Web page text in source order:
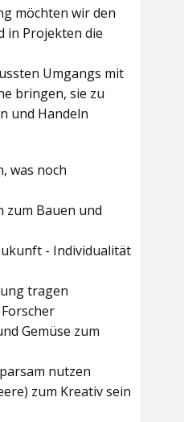
möchten wir den
in Projekten die
Umgangs mit
bringen, sie zu
und Handeln
was noch
zum Bauen und
- Individualität
tragen
Gemüse zum
nutzen
zum Kreativ sein